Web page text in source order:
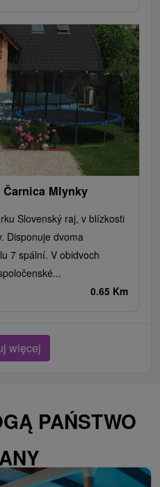
Mlynky
Slovenský raj, v blízkosti
Disponuje dvoma
7 spální. V obidvoch
0.65 Km
więcej
PAŃSTWO